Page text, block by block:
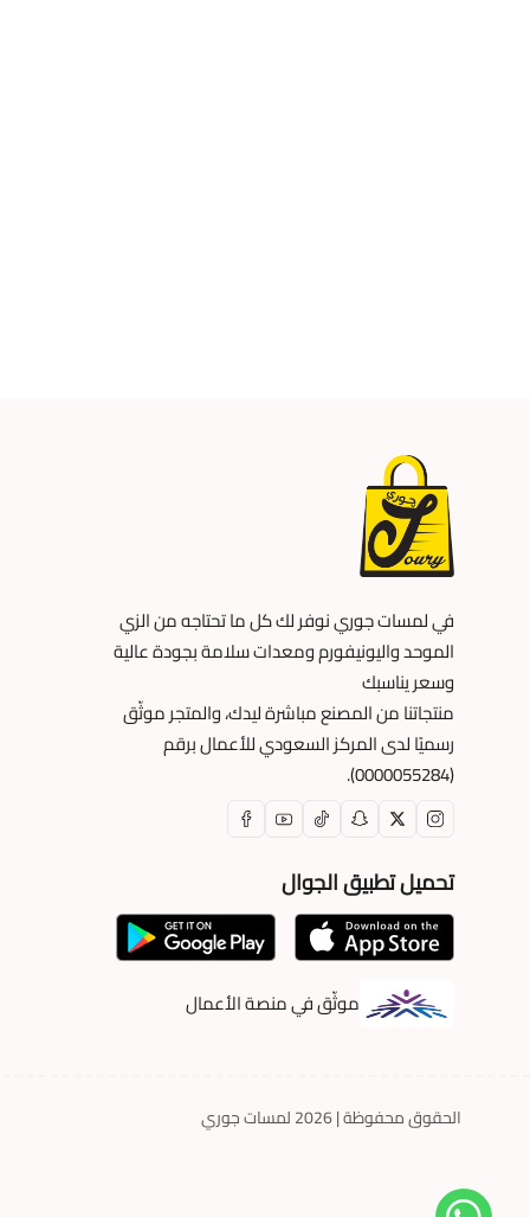
في لمسات جوري نوفر لك كل ما تحتاجه من الزي
الموحد واليونيفورم ومعدات سلامة بجودة عالية
وسعر يناسبك
منتجاتنا من المصنع مباشرة ليدك، والمتجر موثّق
رسميًا لدى المركز السعودي للأعمال برقم
(0000055284).
تحميل تطبيق الجوال
موثّق في منصة الأعمال
الحقوق محفوظة | 2026 لمسات جوري